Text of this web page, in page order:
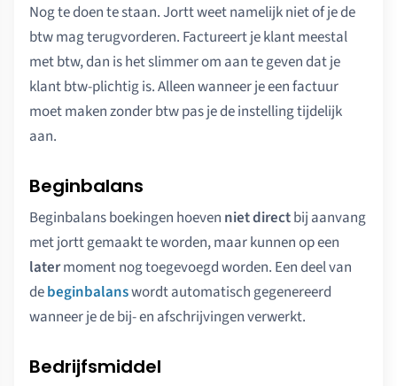
Nog te doen te staan. Jortt weet namelijk niet of je de
btw mag terugvorderen. Factureert je klant meestal
met btw, dan is het slimmer om aan te geven dat je
klant btw-plichtig is. Alleen wanneer je een factuur
moet maken zonder btw pas je de instelling tijdelijk
aan.
Beginbalans
Beginbalans boekingen hoeven niet directbij aanvang
met jortt gemaakt te worden, maar kunnen op een
latermoment nog toegevoegd worden. Een deel van
debeginbalanswordt automatisch gegenereerd
wanneer je de bij- en afschrijvingen verwerkt.
Bedrijfsmiddel